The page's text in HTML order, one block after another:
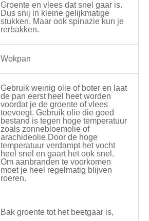
Groente en vlees dat snel gaar is.
Dus snij in kleine gelijkmatige
stukken. Maar ook spinazie kun je
rerbakken.
Wokpan
Gebruik weinig olie of boter en laat
de pan eerst heel heet worden
voordat je de groente of vlees
toevoegt. Gebruik olie die goed
bestand is tegen hoge temperatuur
zoals zonnebloemolie of
arachideolie.Door de hoge
temperatuur verdampt het vocht
heel snel en gaart het ook snel.
Om aanbranden te voorkomen
moet je heel regelmatig blijven
roeren.
Bak groente tot het beetgaar is,